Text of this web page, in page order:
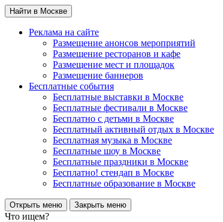
Найти в Москве
Реклама на сайте
Размещение анонсов мероприятий
Размещение ресторанов и кафе
Размещение мест и площадок
Размещение баннеров
Бесплатные события
Бесплатные выставки в Москве
Бесплатные фестивали в Москве
Бесплатно с детьми в Москве
Бесплатный активный отдых в Москве
Бесплатная музыка в Москве
Бесплатные шоу в Москве
Бесплатные праздники в Москве
Бесплатно! стендап в Москве
Бесплатные образование в Москве
Открыть меню Закрыть меню
Что ищем?